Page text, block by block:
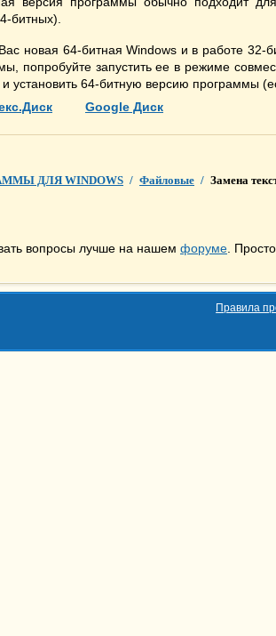
битных).
новая 64-битная Windows и в работе 32-
попробуйте запустить ее в режиме
и установить 64-битную версию программы
Google Диск
ДЛЯ WINDOWS / Файловые / Замена
вопросы лучше на нашем форуме .
Правила